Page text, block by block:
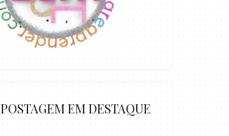
POSTAGEM EM DESTAQUE